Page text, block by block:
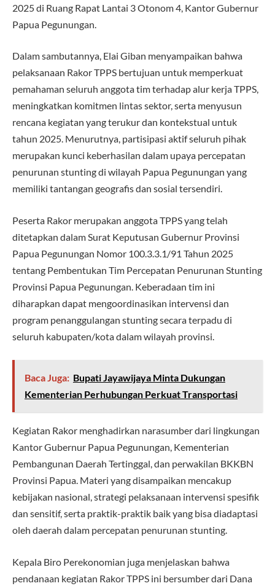
2025 di Ruang Rapat Lantai 3 Otonom 4, Kantor Gubernur
Papua Pegunungan.
Dalam sambutannya, Elai Giban menyampaikan bahwa
pelaksanaan Rakor TPPS bertujuan untuk memperkuat
pemahaman seluruh anggota tim terhadap alur kerja TPPS,
meningkatkan komitmen lintas sektor, serta menyusun
rencana kegiatan yang terukur dan kontekstual untuk
tahun 2025. Menurutnya, partisipasi aktif seluruh pihak
merupakan kunci keberhasilan dalam upaya percepatan
penurunan stunting di wilayah Papua Pegunungan yang
memiliki tantangan geografis dan sosial tersendiri.
Peserta Rakor merupakan anggota TPPS yang telah
ditetapkan dalam Surat Keputusan Gubernur Provinsi
Papua Pegunungan Nomor 100.3.3.1/91 Tahun 2025
tentang Pembentukan Tim Percepatan Penurunan Stunting
Provinsi Papua Pegunungan. Keberadaan tim ini
diharapkan dapat mengoordinasikan intervensi dan
program penanggulangan stunting secara terpadu di
seluruh kabupaten/kota dalam wilayah provinsi.
Baca Juga: Bupati Jayawijaya Minta Dukungan
Kementerian Perhubungan Perkuat Transportasi
Kegiatan Rakor menghadirkan narasumber dari lingkungan
Kantor Gubernur Papua Pegunungan, Kementerian
Pembangunan Daerah Tertinggal, dan perwakilan BKKBN
Provinsi Papua. Materi yang disampaikan mencakup
kebijakan nasional, strategi pelaksanaan intervensi spesifik
dan sensitif, serta praktik-praktik baik yang bisa diadaptasi
oleh daerah dalam percepatan penurunan stunting.
Kepala Biro Perekonomian juga menjelaskan bahwa
pendanaan kegiatan Rakor TPPS ini bersumber dari Dana